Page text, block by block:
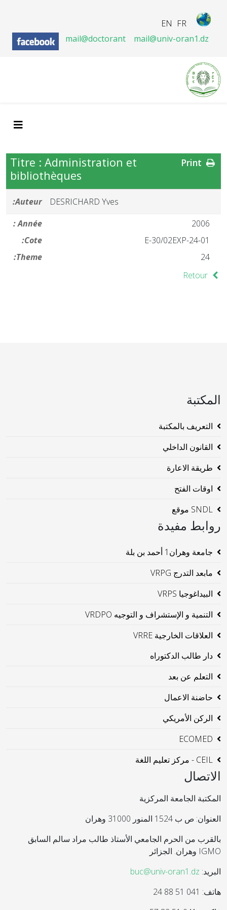
FR
EN
mail@doctorant
mail@univ-oran1.dz
Titre : Administration et
bibliothèques
Auteur:
DESRICHARD Yves
Année :
2006
Cote:
24-01-E-30/02EXP
Theme:
24
Retour
المكتبة
التعريف بالمكتبة
القانون الداخلي
طريقة الاعارة
اوقات الفتح
SNDL موقع
روابط مفيدة
جامعة وهران1 أحمد بن بلة
مابعد التدرج VRPG
البيداغوجيا VRPS
التنمية و الإستشراف و التوجيه VRDPO
العلاقات الخارجية VRRE
دار طالب الدكتوراه
التعلم عن بعد
حاضنة الاعمال
الركن الأمريكي
ECOMED
CEIL - مركز تعليم اللغة
الاتصال
المكتبة الجامعة المركزية
العنوان: ص ب 1524 المنور 31000 وهران
بالقرب من الحرم الجامعي الأستاذ طالب مراد سالم السابق
IGMO وهران. الجزائر
البريد: buc@univ-oran1.dz
هاتف: 041 51 88 24